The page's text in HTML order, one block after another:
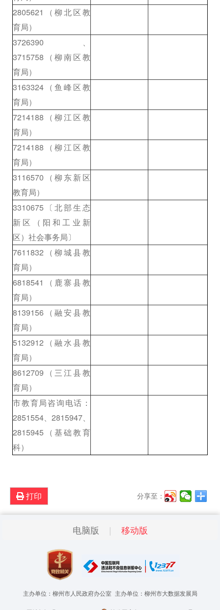
2805621（柳北区教
育局）
3726390、
3715758（柳南区教
育局）
3163324（鱼峰区教
育局）
7214188（柳江区教
育局）
7214188（柳江区教
育局）
3116570（柳东新区
教育局）
3310675〔北部生态
新区（阳和工业新
区）社会事务局〕
7611832（柳城县教
育局）
6818541（鹿寨县教
育局）
8139156（融安县教
育局）
5132912（融水县教
育局）
8612709（三江县教
育局）
市教育局咨询电话：
2851554、2815947、
2815945（基础教育
科）
打印 分享至：
电脑版 移动版
主办单位：柳州市人民政府办公室 主办单位：柳州市大数据发展局